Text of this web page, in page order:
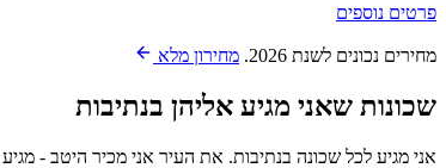
פרטים נוספים
מחירים נכונים לשנת 2026. מחירון מלא
שכונות שאני מגיע אליהן בנתיבות
אני מגיע לכל שכונה בנתיבות. את העיר אני מכיר היטב -